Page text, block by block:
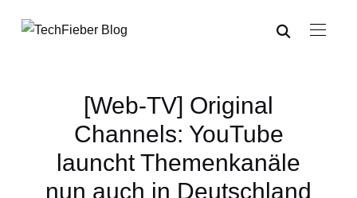
[Web-TV] Original
Channels: YouTube
launcht Themenkanäle
nun auch in Deutschland